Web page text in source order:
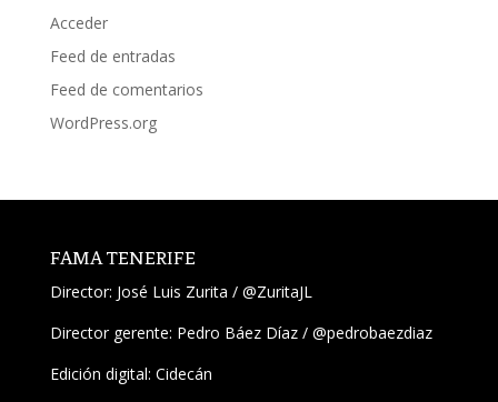
Acceder
Feed de entradas
Feed de comentarios
WordPress.org
FAMA TENERIFE
Director: José Luis Zurita / @ZuritaJL
Director gerente: Pedro Báez Díaz / @pedrobaezdiaz
Edición digital: Cidecán